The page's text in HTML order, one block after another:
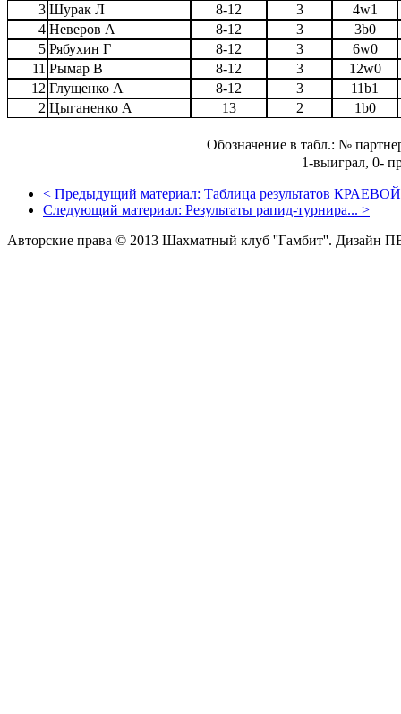
3 Шурак Л 8-12 3
4w1
4 Неверов А 8-12 3
3b0
5 Рябухин Г 8-12 3
6w0
11 Рымар В 8-12 3
12w0
12 Глущенко А 8-12 3
11b1
2 Цыганенко А 13 2 1b0
Обозначение в табл.: №
1-выиграл, 0-
< Предыдущий материал: Таблица результатов
Следующий материал: Результаты рапид-турнира... >
Авторские права © 2013 Шахматный клуб ''Гамбит''. Дизайн